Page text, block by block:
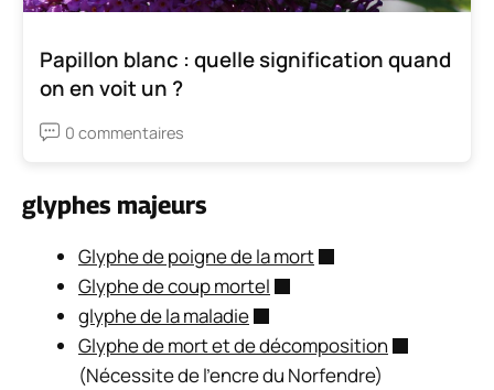
Papillon blanc : quelle signification quand
on en voit un ?
0 commentaires
glyphes majeurs
Glyphe de poigne de la mort
Glyphe de coup mortel
glyphe de la maladie
Glyphe de mort et de décomposition
(Nécessite de l’encre du Norfendre)